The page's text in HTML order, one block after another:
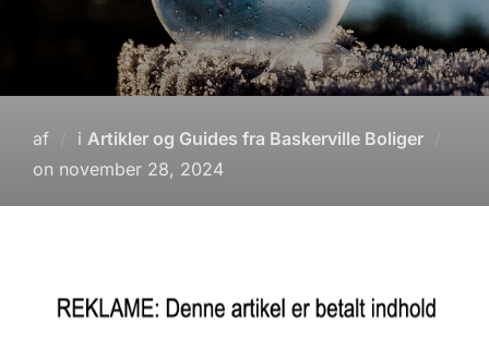
af i Artikler og Guides fra Baskerville Boliger
on Udgivet
november 28, 2024